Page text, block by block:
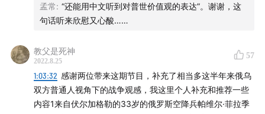
【本期主播】
【本期剧透】
0:02:03与路尘的第二次对谈
孟常: “还能用中文听到对普世价值观的表达”。谢谢，这
句话听来欣慰又心酸……
教父是死神
2022.8.25
57
1:03:32 感谢两位带来这期节目，补充了相当多这半年来俄乌
双方普通人视角下的战争观感，我这里个人补充和推荐一些
内容1来自伏尔加格勒的33岁的俄罗斯空降兵帕维尔·菲拉季